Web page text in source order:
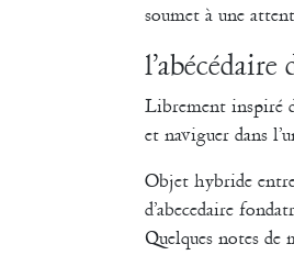
soumet à une
l’abécédaire
Librement inspiré
et naviguer dans
Objet hybride
d’abecedaire
Quelques notes de